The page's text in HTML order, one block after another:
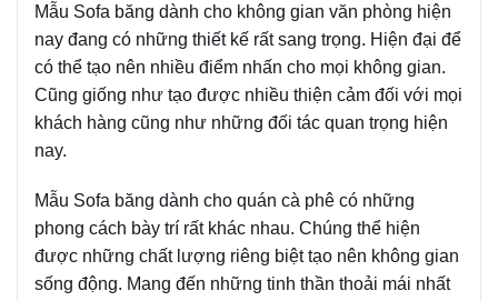
Mẫu Sofa băng dành cho không gian văn phòng hiện
nay đang có những thiết kế rất sang trọng. Hiện đại để
có thể tạo nên nhiều điểm nhấn cho mọi không gian.
Cũng giống như tạo được nhiều thiện cảm đối với mọi
khách hàng cũng như những đối tác quan trọng hiện
nay.
Mẫu Sofa băng dành cho quán cà phê có những
phong cách bày trí rất khác nhau. Chúng thể hiện
được những chất lượng riêng biệt tạo nên không gian
sống động. Mang đến những tinh thần thoải mái nhất